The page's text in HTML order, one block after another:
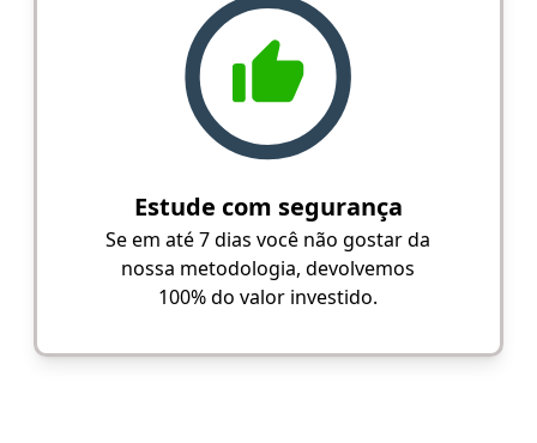
Estude com segurança
Se em até 7 dias você não gostar da
nossa metodologia, devolvemos
100% do valor investido.